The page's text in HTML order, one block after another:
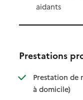
aidants
Prestations
Prestation de
à domicile)
:
: non